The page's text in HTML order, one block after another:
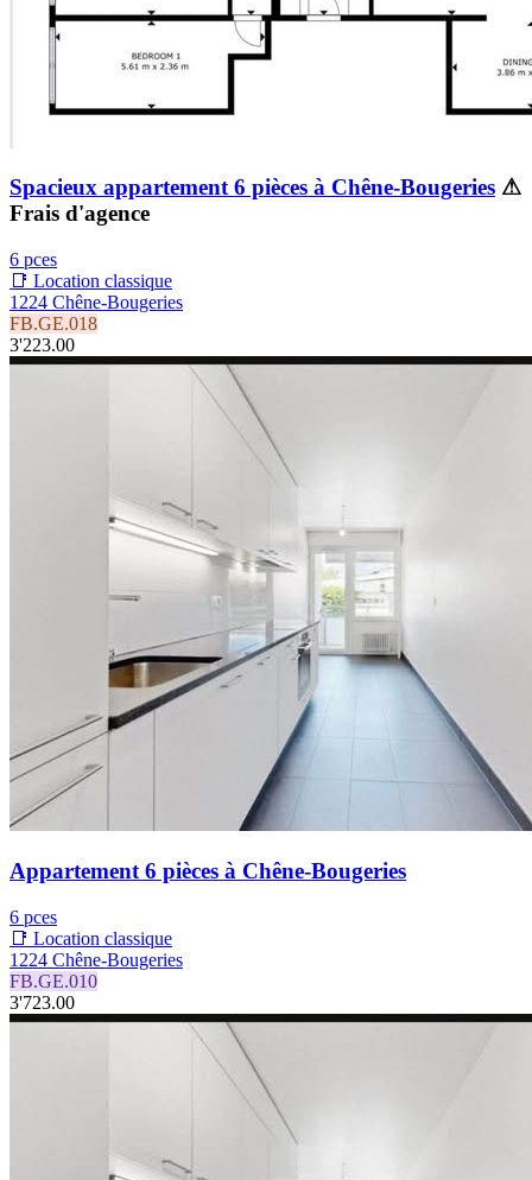
Spacieux appartement 6 pièces à Chêne-Bougeries ⚠
Frais d'agence
6 pces
📑 Location classique
1224 Chêne-Bougeries
FB.GE.018
3'223.00
Appartement 6 pièces à Chêne-Bougeries
6 pces
📑 Location classique
1224 Chêne-Bougeries
FB.GE.010
3'723.00